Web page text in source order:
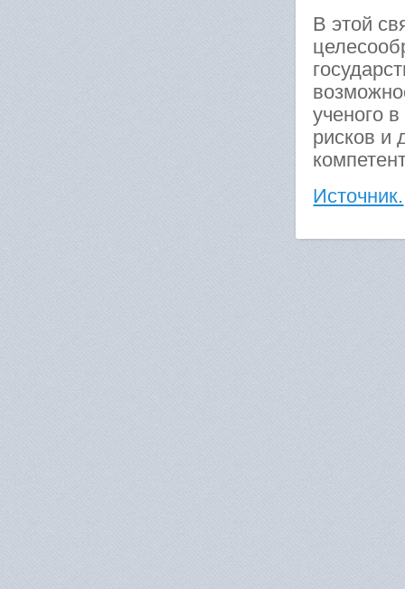
В этой
ученого
рисков и
Источник.